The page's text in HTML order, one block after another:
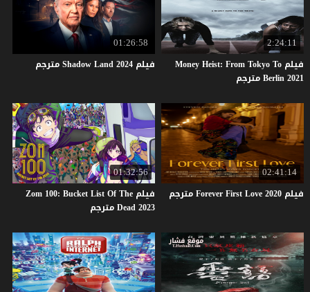
2:24:11
فيلم Money Heist: From Tokyo To
Berlin 2021 مترجم
01:26:58
فيلم ShadowLand2024 مترجم
02:41:14
فيلم ForeverFirstLove2020 مترجم
01:32:56
فيلم Zom 100: Bucket List Of The
Dead 2023 مترجم